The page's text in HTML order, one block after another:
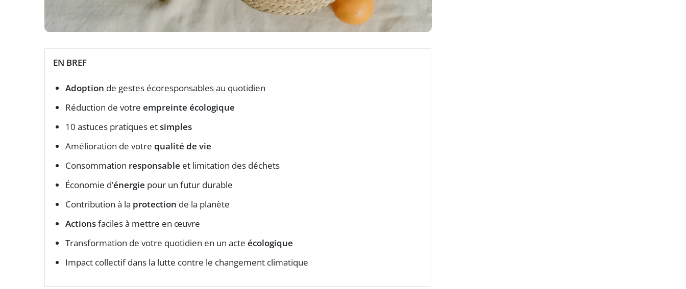
EN BREF
Adoption de gestes écoresponsables au quotidien
Réduction de votre empreinte écologique
10 astuces pratiques etsimples
Amélioration de votre qualité de vie
Consommation responsable et limitation des déchets
Économie d’énergie pour un futur durable
Contribution à la protection de la planète
Actionsfaciles à mettre en œuvre
Transformation de votre quotidien en un acte écologique
Impact collectif dans la lutte contre le changement climatique